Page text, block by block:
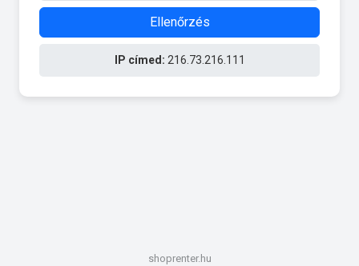
Ellenőrzés
IP címed: 216.73.216.111
shoprenter.hu